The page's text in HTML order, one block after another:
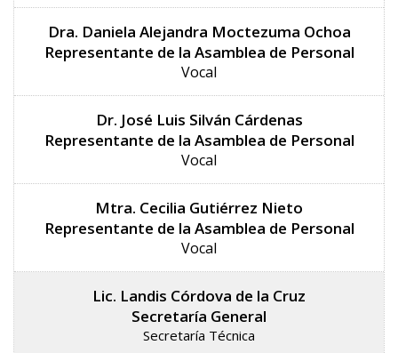
Dra. Daniela Alejandra Moctezuma Ochoa
Representante de la Asamblea de Personal
Vocal
Dr. José Luis Silván Cárdenas
Representante de la Asamblea de Personal
Vocal
Mtra. Cecilia Gutiérrez Nieto
Representante de la Asamblea de Personal
Vocal
Lic. Landis Córdova de la Cruz
Secretaría General
Secretaría Técnica